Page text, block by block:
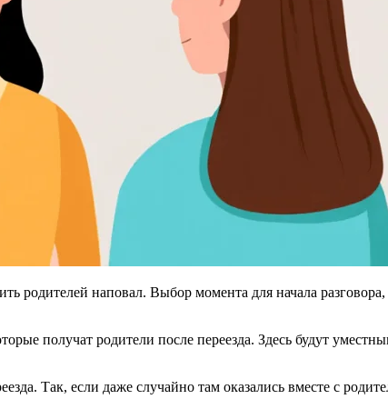
родителей наповал. Выбор момента для начала
получат родители после переезда. Здесь будут
Так, если даже случайно там оказались вместе с